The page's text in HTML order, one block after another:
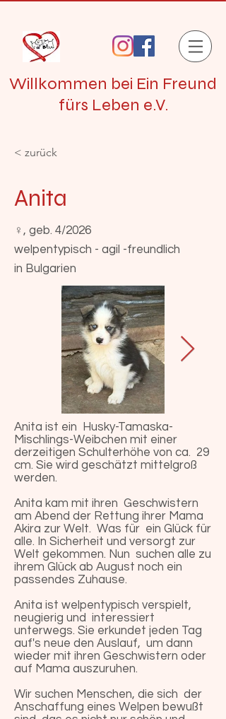
Willkommen bei Ein Freund
fürs Leben e.V.
< zurück
Anita
♀, geb. 4/2026
welpentypisch - agil -freundlich
in Bulgarien
Anita ist ein Husky-Tamaska-
Mischlings-Weibchen mit einer
derzeitigen Schulterhöhe von ca. 29
cm. Sie wird geschätzt mittelgroß
werden.
Anita kam mit ihren Geschwistern
am Abend der Rettung ihrer Mama
Akira zur Welt. Was für ein Glück für
alle. In Sicherheit und versorgt zur
Welt gekommen. Nun suchen alle zu
ihrem Glück ab August noch ein
passendes Zuhause.
Anita ist welpentypisch verspielt,
neugierig und interessiert
unterwegs. Sie erkundet jeden Tag
auf's neue den Auslauf, um dann
wieder mit ihren Geschwistern oder
auf Mama auszuruhen.
Wir suchen Menschen, die sich der
Anschaffung eines Welpen bewußt